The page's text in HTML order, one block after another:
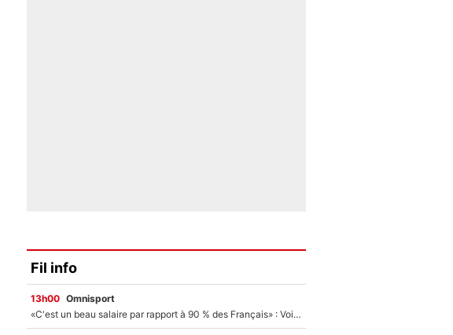
Fil info
13h00 Omnisport
«C'est un beau salaire par rapport à 90 % des Français» : Voilà combien touchait Nelson Monfort sur France Télévisions avant de rejoindre CNews